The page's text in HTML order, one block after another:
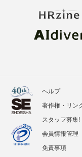
ヘルプ
著作権・リンク
スタッフ募集!
会員情報管理
免責事項